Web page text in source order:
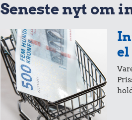
0,83 kr.
Seneste nyt om